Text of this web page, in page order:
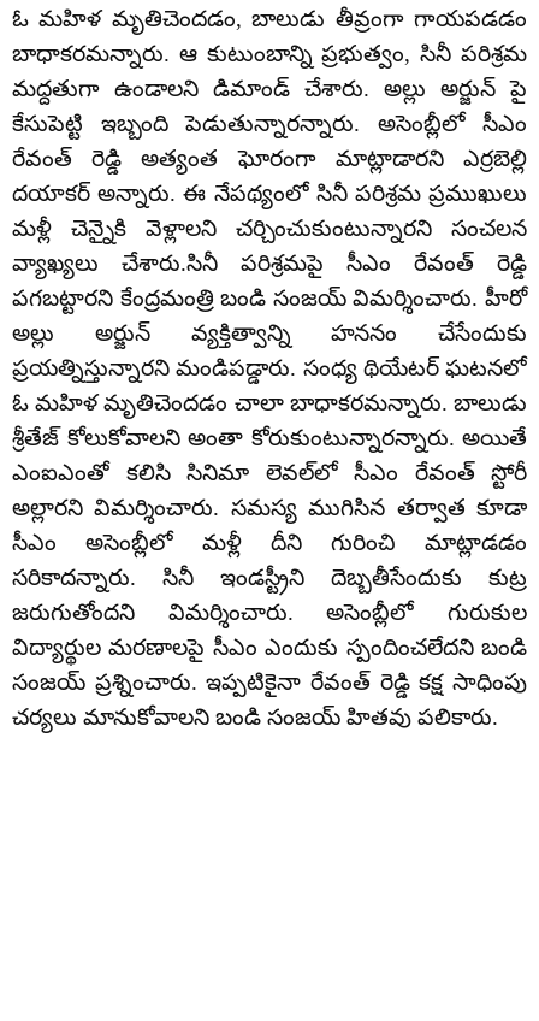
ఓ మహిళ మృతిచెందడం, బాలుడు తీవ్రంగా గాయపడడం
బాధాకరమన్నారు. ఆ కుటుంబాన్ని ప్రభుత్వం, సినీ పరిశ్రమ
మద్దతుగా ఉండాలని డిమాండ్‌ చేశారు. అల్లు అర్జున్‌ పై
కేసుపెట్టి ఇబ్బంది పెడుతున్నారన్నారు. అసెంబ్లీలో సీఎం
రేవంత్‌ రెడ్డి అత్యంత ఘోరంగా మాట్లాడారని ఎర్రబెల్లి
దయాకర్‌ అన్నారు. ఈ నేపథ్యంలో సినీ పరిశ్రమ ప్రముఖులు
మళ్లీ చెన్నైకి వెళ్లాలని చర్చించుకుంటున్నారని సంచలన
వ్యాఖ్యలు చేశారు.సినీ పరిశ్రమపై సీఎం రేవంత్‌ రెడ్డి
పగబట్టారని కేంద్రమంత్రి బండి సంజయ్‌ విమర్శించారు. హీరో
అల్లు అర్జున్‌ వ్యక్తిత్వాన్ని హననం చేసేందుకు
ప్రయత్నిస్తున్నారని మండిపడ్డారు. సంధ్య థియేటర్ ఘటనలో
ఓ మహిళ మృతిచెందడం చాలా బాధాకరమన్నారు. బాలుడు
శ్రీతేజ్‌ కోలుకోవాలని అంతా కోరుకుంటున్నారన్నారు. అయితే
ఎంఐఎంతో కలిసి సినిమా లెవల్‌లో సీఎం రేవంత్ స్టోరీ
అల్లారని విమర్శించారు. సమస్య ముగిసిన తర్వాత కూడా
సీఎం అసెంబ్లీలో మళ్లీ దీని గురించి మాట్లాడడం
సరికాదన్నారు. సినీ ఇండస్ట్రీని దెబ్బతీసేందుకు కుట్ర
జరుగుతోందని విమర్శించారు. అసెంబ్లీలో గురుకుల
విద్యార్థుల మరణాలపై సీఎం ఎందుకు స్పందించలేదని బండి
సంజయ్‌ ప్రశ్నించారు. ఇప్పటికైనా రేవంత్‌ రెడ్డి కక్ష సాధింపు
చర్యలు మానుకోవాలని బండి సంజయ్ హితవు పలికారు.